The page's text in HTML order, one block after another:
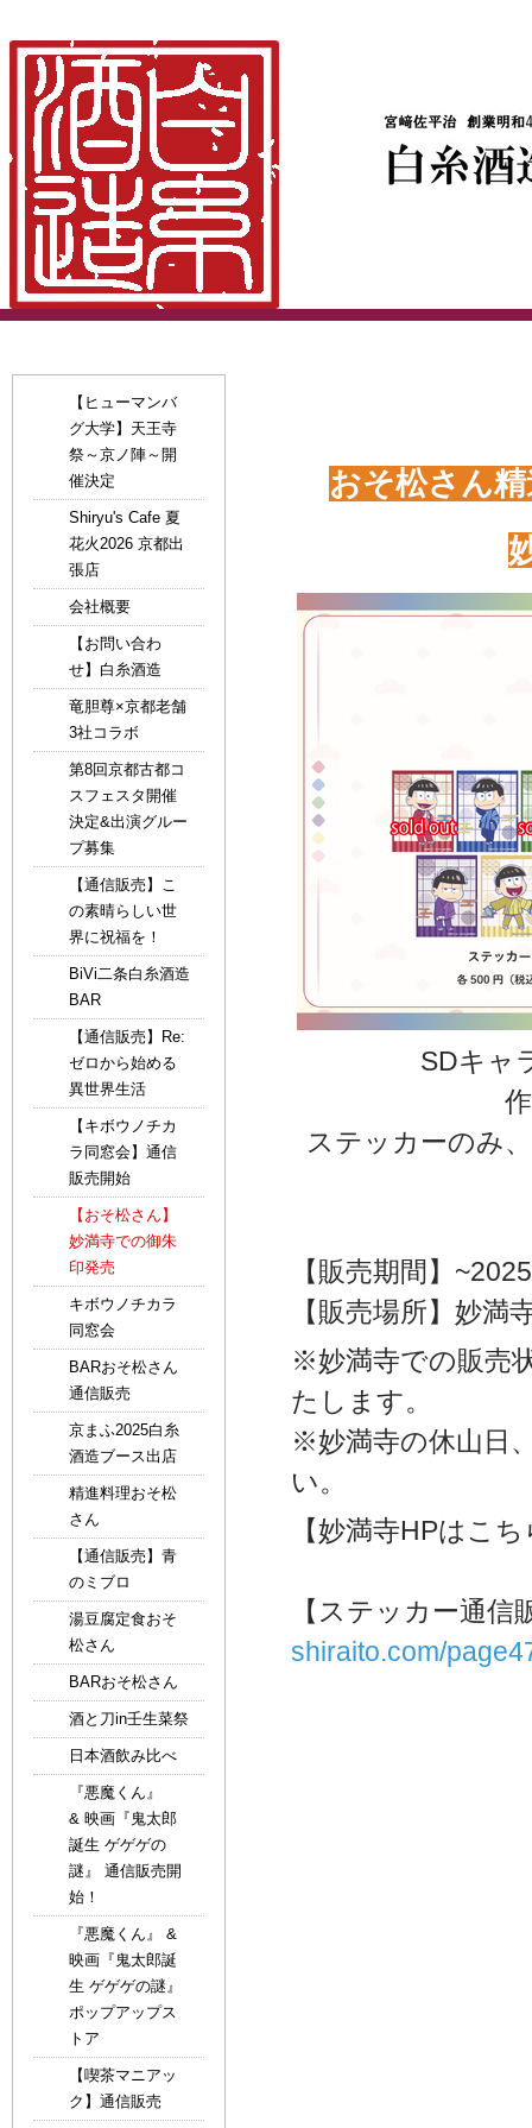
おそ松さん
SDキャ
ステッカーのみ
【販売期間】
【販売場所】妙満
※妙満寺での販売
たします。
※妙満寺の休山日
い。
【妙満寺HPはこ
【ステッカー通信
shiraito.com/
【ヒューマンバ
グ大学】天王寺
祭～京ノ陣～開
催決定
Shiryu's Cafe 夏
花火2026 京都出
張店
会社概要
【お問い合わ
せ】白糸酒造
竜胆尊×京都老舗
3社コラボ
第8回京都古都コ
スフェスタ開催
決定&出演グルー
プ募集
【通信販売】こ
の素晴らしい世
界に祝福を！
BiVi二条白糸酒造
BAR
【通信販売】Re:
ゼロから始める
異世界生活
【キボウノチカ
ラ同窓会】通信
販売開始
【おそ松さん】
妙満寺での御朱
印発売
キボウノチカラ
同窓会
BARおそ松さん
通信販売
京まふ2025白糸
酒造ブース出店
精進料理おそ松
さん
【通信販売】青
のミブロ
湯豆腐定食おそ
松さん
BARおそ松さん
酒と刀in壬生菜祭
日本酒飲み比べ
『悪魔くん』
& 映画『鬼太郎
誕生 ゲゲゲの
謎』 通信販売開
始！
『悪魔くん』 &
映画『鬼太郎誕
生 ゲゲゲの謎』
ポップアップス
トア
【喫茶マニアッ
ク】通信販売